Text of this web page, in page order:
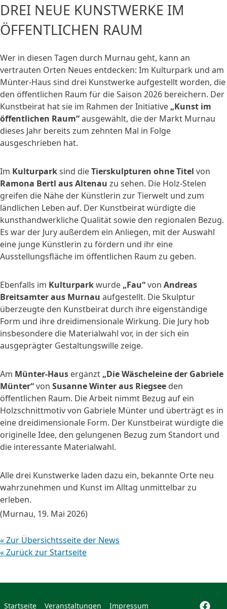
DREI NEUE KUNSTWERKE IM
ÖFFENTLICHEN RAUM
Wer in diesen Tagen durch Murnau geht, kann an
vertrauten Orten Neues entdecken: Im Kulturpark und am
Münter-Haus sind drei Kunstwerke aufgestellt worden, die
den öffentlichen Raum für die Saison 2026 bereichern. Der
Kunstbeirat hat sie im Rahmen der Initiative „Kunst im
öffentlichen Raum“ausgewählt, die der Markt Murnau
dieses Jahr bereits zum zehnten Mal in Folge
ausgeschrieben hat.
Im Kulturparksind dieTierskulpturen ohne Titel von
Ramona Bertl aus Altenau zu sehen. Die Holz-Stelen
greifen die Nähe der Künstlerin zur Tierwelt und zum
ländlichen Leben auf. Der Kunstbeirat würdigte die
kunsthandwerkliche Qualität sowie den regionalen Bezug.
Es war der Jury außerdem ein Anliegen, mit der Auswahl
eine junge Künstlerin zu fördern und ihr eine
Ausstellungsfläche im öffentlichen Raum zu geben.
Ebenfalls im Kulturparkwurde „Fau“von Andreas
Breitsamter aus Murnau aufgestellt. Die Skulptur
überzeugte den Kunstbeirat durch ihre eigenständige
Form und ihre dreidimensionale Wirkung. Die Jury hob
insbesondere die Materialwahl vor, in der sich ein
ausgeprägter Gestaltungswille zeige.
Am Münter-Haus ergänzt „Die Wäscheleine der Gabriele
Münter“von Susanne Winter aus Riegsee den
öffentlichen Raum. Die Arbeit nimmt Bezug auf ein
Holzschnittmotiv von Gabriele Münter und überträgt es in
eine dreidimensionale Form. Der Kunstbeirat würdigte die
originelle Idee, den gelungenen Bezug zum Standort und
die interessante Materialwahl.
Alle drei Kunstwerke laden dazu ein, bekannte Orte neu
wahrzunehmen und Kunst im Alltag unmittelbar zu
erleben.
(Murnau, 19. Mai 2026)
« Zur Übersichtsseite der News
« Zurück zur Startseite
Startseite Veranstaltungen Impressum